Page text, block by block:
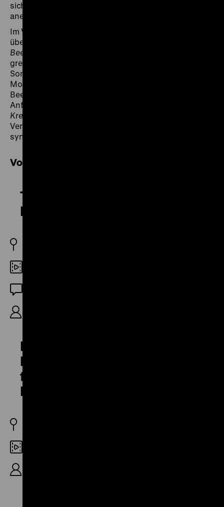
sich verschiedene Auszüge aus Beethovens Werken
aneignete.
Im Vorprogramm zeigen wir einen der ältesten Filme
über Ludwig van Beethoven.
Beethoven’s Moonlight Sonata
greift den Mythos auf, der Komponist habe durch die
Sonate einem blinden Mädchen die Schönheit des
Mondlichts nahebringen wollen. Außerdem erleben wir
Beethovens Musik mit zwei legendären Musikern am
Anfang der Popularisierung des Tonfilms. Für
Kreutzer Sonata
Verfahren auf einer Schallplatte aufgenommen und
synchron zur Filmrolle vorgeführt. (sa)
Vorprogramm
The Origin of Beethoven's
Moonlight Sonata
Efrem Zimbalist & Harold Bauer
Playing Theme and Variations
from 'The Kreutzer Sonata' by
Beethoven